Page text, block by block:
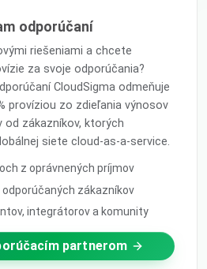
odporúčaní
riešeniami a chcete
za svoje odporúčania?
CloudSigma odmeňuje
províziou zo zdieľania výnosov
od zákazníkov, ktorých
siete cloud-as-a-service.
z oprávnených príjmov
zákazníkov
integrátorov a komunity
partnerom